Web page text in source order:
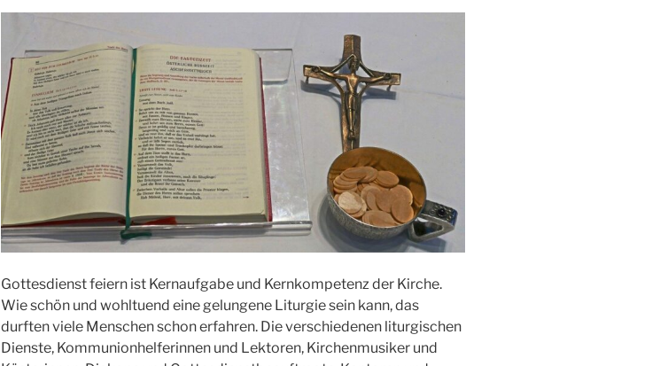
Gottesdienst feiern ist Kernaufgabe und Kernkompetenz der Kirche.
Wie schön und wohltuend eine gelungene Liturgie sein kann, das
durften viele Menschen schon erfahren. Die verschiedenen liturgischen
Dienste, Kommunionhelferinnen und Lektoren, Kirchenmusiker und